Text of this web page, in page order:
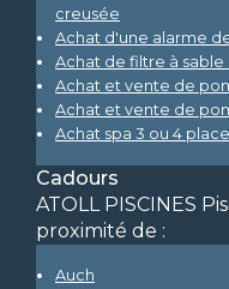
creusée
Achat d'une alarme
Achat de filtre à
Achat et vente de
Achat et vente de
Achat spa 3 ou 4
Cadours
ATOLL PISCINES
proximité de :
Auch